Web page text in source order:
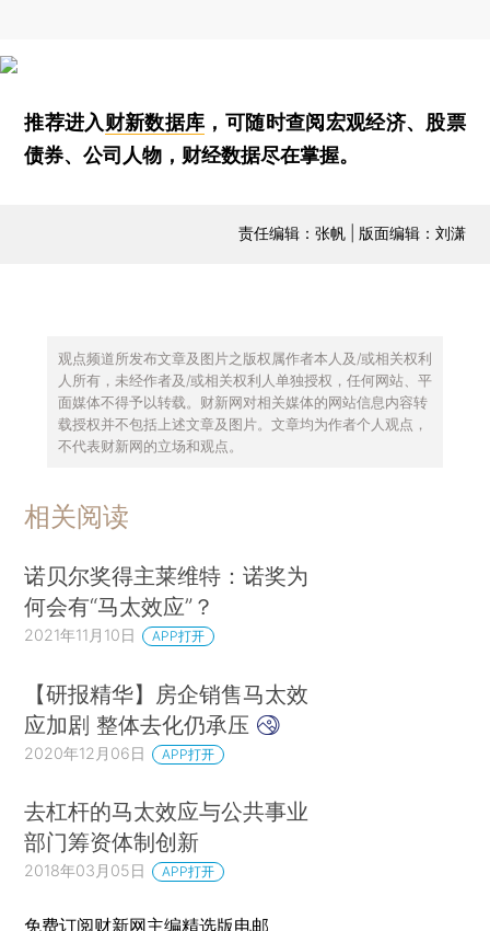
推荐进入财新数据库 ，可随时查阅宏观经济、股票
债券、公司人物，财经数据尽在掌握。
责任编辑：张帆 | 版面编辑：刘潇
观点频道所发布文章及图片之版权属作者本人及/或相关权利
人所有，未经作者及/或相关权利人单独授权，任何网站、平
面媒体不得予以转载。财新网对相关媒体的网站信息内容转
载授权并不包括上述文章及图片。文章均为作者个人观点，
不代表财新网的立场和观点。
相关阅读
诺贝尔奖得主莱维特：诺奖为
何会有“马太效应”？
2021年11月10日 APP打开
【研报精华】房企销售马太效
应加剧 整体去化仍承压
2020年12月06日 APP打开
去杠杆的马太效应与公共事业
部门筹资体制创新
2018年03月05日 APP打开
免费订阅财新网主编精选版电邮